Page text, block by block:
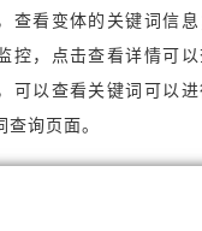
查看变体的关键词信
控，点击查看详情可
可以查看关键词可以
询页面。